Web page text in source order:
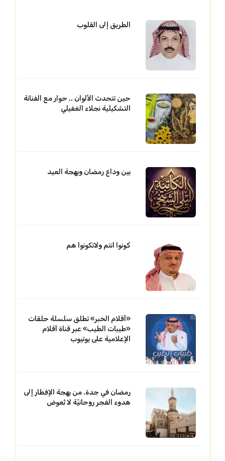
الطريق إلى القلوب
حين تتحدث الألوان .. حوار مع الفنانة
التشكيلية نجلاء الغفيلي
بين وداع رمضان وبهجة العيد
كونوا انتم ولاتكونوا هم
«أقلام الخبر» تطلق سلسلة حلقات
«طيبات الطيب» عبر قناة أقلام
الإعلامية على يوتيوب
رمضان في جدة. من بهجة الإفطار إلى
هدوء الفجر روحانيّة لا تُعوض